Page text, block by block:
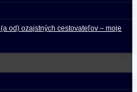
od) ozajstných cestovateľov – moje